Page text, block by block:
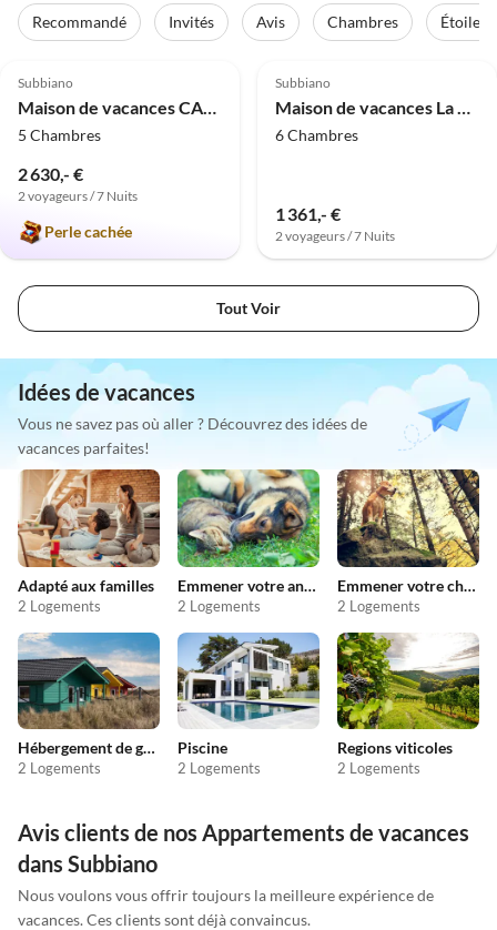
Recommandé Invités Avis Chambres
Étoiles
Subbiano
Maison de vacances CASALE LORENZO - CASALE LORENZO
5 Chambres
2 630,- €
2 voyageurs / 7 Nuits
Perle cachée
Subbiano
Maison de vacances La Perdrix
6 Chambres
1 361,- €
2 voyageurs / 7 Nuits
Tout Voir
Idées de vacances
Vous ne savez pas où aller ? Découvrez des idées de
vacances parfaites!
Adapté aux familles
2 Logements
Emmener votre animal en vacances
2 Logements
Emmener votre chien en vacances
2 Logements
Hébergement de groupe
2 Logements
Piscine
2 Logements
Regions viticoles
2 Logements
Avis clients de nos Appartements de vacances
dans Subbiano
Nous voulons vous offrir toujours la meilleure expérience de
vacances. Ces clients sont déjà convaincus.